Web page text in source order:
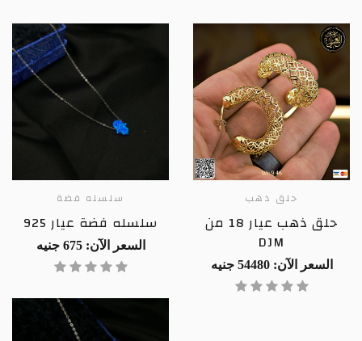
حلق ذهب
حلق ذهب عيار 18 من
DJM
السعر الآن: 54480 جنيه
سلسله فضة
سلسله فضة عيار 925
السعر الآن: 675 جنيه